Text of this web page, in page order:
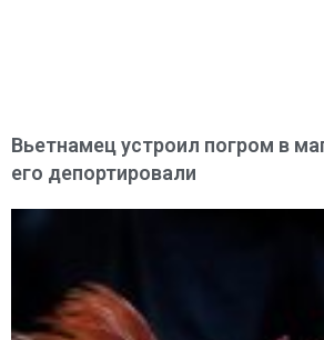
Вьетнамец устроил погром в
его депортировали